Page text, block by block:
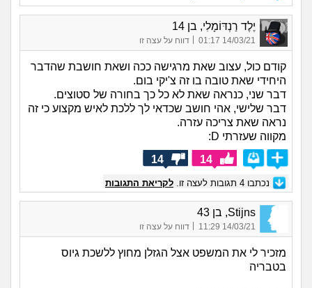
יֶלֶד רַנְדּוֹמָלִי, בן 14
14/03/21 01:17
| דווח על עצה זו
קודם כול, עצוב שאת מרגישה ככה ושאת חושבת שהדבר
היחידי שאת טובה בו זה צ'יקי בום.
דבר שני, כנראה שאת לא כל כך בחורה של סטוצים.
דבר שלישי, אהי חושב שכדאי לך ללכת לאיש מקצוע כי זה
נראה שאת צריכה עזרה.
מקווה שעזרתי D:
14
14
נכתבו 4 תגובות לעצה זו. לקריאת התגובות
Stijns, בן 43
14/03/21 11:29 דווח על עצה זו
מזכיר לי את המשפט אצל הגזלן מחוץ ללשכת גיוס
בטבריה